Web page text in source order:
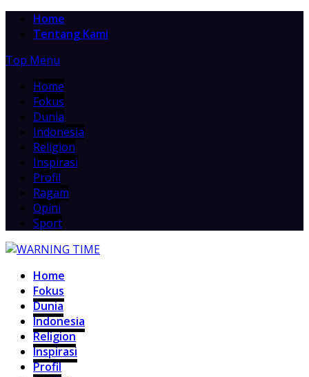
Home
Tentang Kami
Top Menu
Home
Fokus
Dunia
Indonesia
Religion
Inspirasi
Profil
Ragam
Opini
Sport
Home
Fokus
Dunia
Indonesia
Religion
Inspirasi
Profil